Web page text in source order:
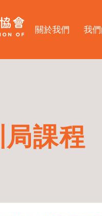
關於我們 我
課程